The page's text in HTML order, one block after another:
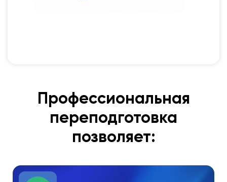
Профессиональная
переподготовка
позволяет: